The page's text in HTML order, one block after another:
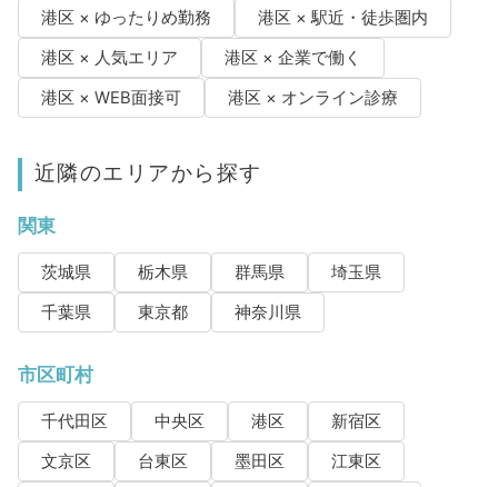
港区 × ゆったりめ勤務
港区 × 駅近・徒歩圏内
港区 × 人気エリア
港区 × 企業で働く
港区 × WEB面接可
港区 × オンライン診療
近隣のエリアから探す
関東
茨城県 栃木県 群馬県
埼玉県
千葉県
東京都 神奈川県
市区町村
千代田区 中央区 港区
新宿区
文京区
台東区 墨田区
江東区